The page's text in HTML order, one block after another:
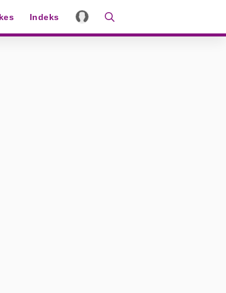
Indeks